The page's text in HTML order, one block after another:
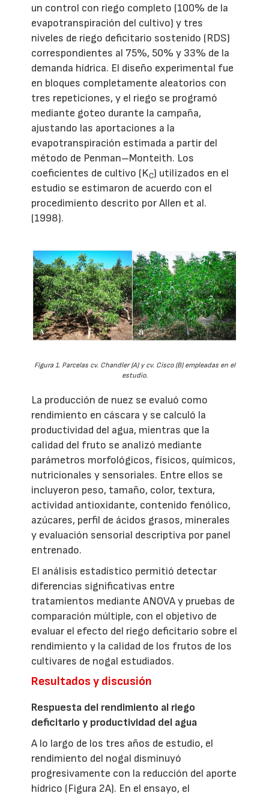
un control con riego completo (100% de la
evapotranspiración del cultivo) y tres
niveles de riego deficitario sostenido (RDS)
correspondientes al 75%, 50% y 33% de la
demanda hídrica. El diseño experimental fue
en bloques completamente aleatorios con
tres repeticiones, y el riego se programó
mediante goteo durante la campaña,
ajustando las aportaciones a la
evapotranspiración estimada a partir del
método de Penman–Monteith. Los
coeficientes de cultivo (KC) utilizados en el
estudio se estimaron de acuerdo con el
procedimiento descrito por Allen et al.
(1998).
Figura 1. Parcelas cv. Chandler (A) y cv. Cisco (B) empleadas en el
estudio.
La producción de nuez se evaluó como
rendimiento en cáscara y se calculó la
productividad del agua, mientras que la
calidad del fruto se analizó mediante
parámetros morfológicos, físicos, químicos,
nutricionales y sensoriales. Entre ellos se
incluyeron peso, tamaño, color, textura,
actividad antioxidante, contenido fenólico,
azúcares, perfil de ácidos grasos, minerales
y evaluación sensorial descriptiva por panel
entrenado.
El análisis estadístico permitió detectar
diferencias significativas entre
tratamientos mediante ANOVA y pruebas de
comparación múltiple, con el objetivo de
evaluar el efecto del riego deficitario sobre el
rendimiento y la calidad de los frutos de los
cultivares de nogal estudiados.
Resultados y discusión
Respuesta del rendimiento al riego
deficitario y productividad del agua
A lo largo de los tres años de estudio, el
rendimiento del nogal disminuyó
progresivamente con la reducción del aporte
hídrico (Figura 2A). En el ensayo, el